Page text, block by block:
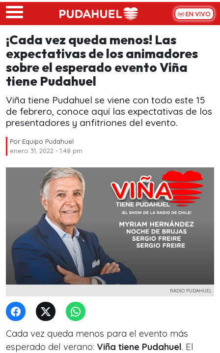
Skip to main content
EN VIVO
¡Cada vez queda menos! Las
expectativas de los animadores
sobre el esperado evento Viña
tiene Pudahuel
Viña tiene Pudahuel se viene con todo este 15
de febrero, conoce aquí las expectativas de los
presentadores y anfitriones del evento.
Por Equipo Pudahuel
enero 31, 2022 - 1:48 pm
RADIO PUDAHUEL
Cada vez queda menos para el evento más
esperado del verano: Viña tiene Pudahuel. El